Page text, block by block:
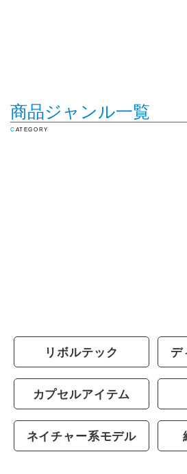
商品ジャンル一覧
CATEGORY
リボルテック デ
カプセルアイテム
ネイチャー系モデル